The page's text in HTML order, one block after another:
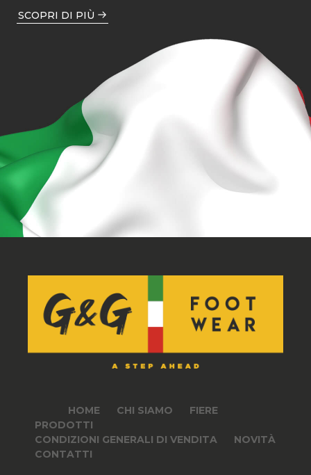
SCOPRI DI PIÙ
HOME CHI SIAMO
FIERE
PRODOTTI
CONDIZIONI GENERALI DI VENDITA
NOVITÀ
CONTATTI